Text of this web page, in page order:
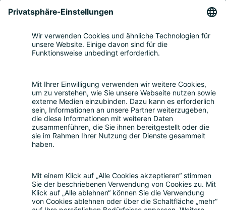
Leistungen
Datenschutzbeauftragter|
Hinweisgeberschutzgesetz| Compliance
Consulting|Muster-AGB|Mediationsdienste
Seminare & Schulungen
Über uns|Die Bitkom Gruppe| Termin
vereinbaren